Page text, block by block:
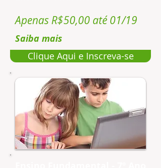
Apenas R$50,00 até 01/19
Saiba mais
Clique Aqui e Inscreva-se